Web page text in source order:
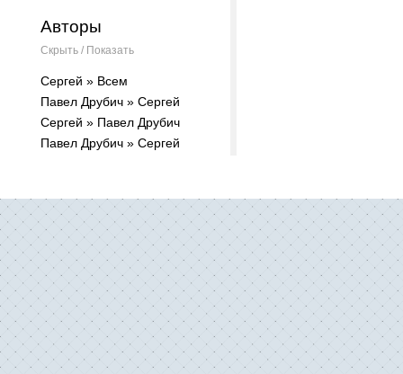
Авторы
Скрыть / Показать
Сергей » Всем
Павел Друбич » Сергей
Сергей » Павел Друбич
Павел Друбич » Сергей